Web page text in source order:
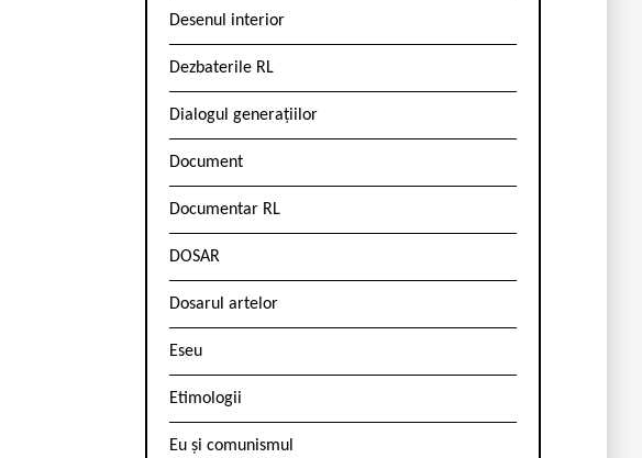
Desenul interior
Dezbaterile RL
Dialogul generațiilor
Document
Documentar RL
DOSAR
Dosarul artelor
Eseu
Etimologii
Eu și comunismul